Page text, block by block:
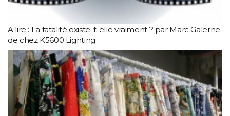
A lire : La fatalité existe-t-elle vraiment ? par Marc Galerne
de chez K5600 Lighting